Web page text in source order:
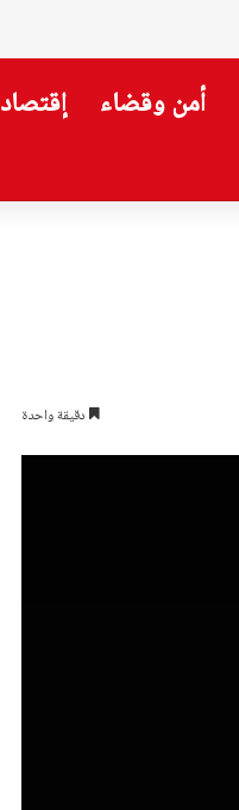
أمن وقضاء إقتصاد
دقيقة واحدة